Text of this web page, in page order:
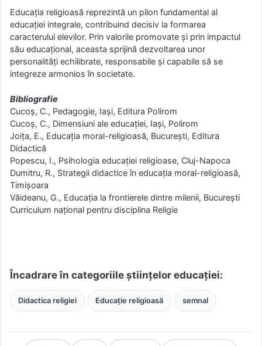
Educația religioasă reprezintă un pilon fundamental al
educației integrale, contribuind decisiv la formarea
caracterului elevilor. Prin valorile promovate și prin impactul
său educațional, aceasta sprijină dezvoltarea unor
personalități echilibrate, responsabile și capabile să se
integreze armonios în societate.
Bibliografie
Cucoș, C., Pedagogie, Iași, Editura Polirom
Cucoș, C., Dimensiuni ale educației, Iași, Polirom
Joița, E., Educația moral-religioasă, București, Editura
Didactică
Popescu, I., Psihologia educației religioase, Cluj-Napoca
Dumitru, R., Strategii didactice în educația moral-religioasă,
Timișoara
Văideanu, G., Educația la frontierele dintre milenii, București
Curriculum național pentru disciplina Religie
Încadrare în categoriile științelor educației:
Didactica religiei Educație religioasă semnal